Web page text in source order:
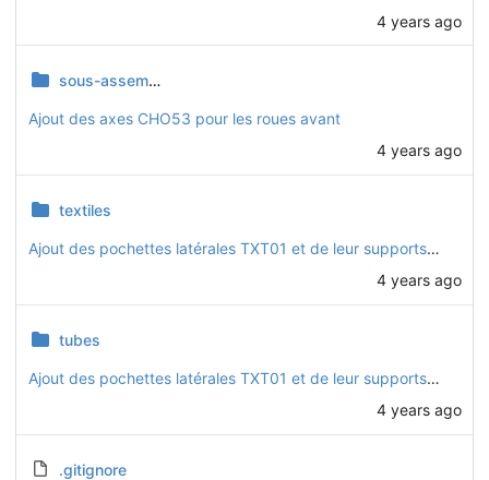
4 years ago
sous-assemblages
Ajout des axes CHO53 pour les roues avant
4 years ago
textiles
Ajout des pochettes latérales TXT01 et de leur supports CHO52
4 years ago
tubes
Ajout des pochettes latérales TXT01 et de leur supports CHO52
4 years ago
.gitignore